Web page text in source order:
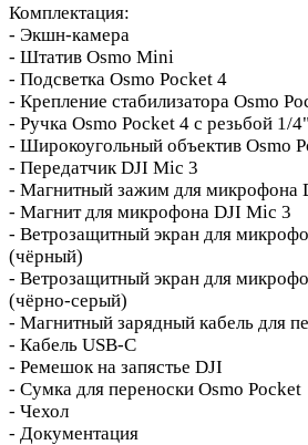
Комплектация:
- Экшн‑камера
- Штатив Osmo Mini
- Подсветка Osmo Pocket 4
- Крепление стабилизатора Osmo
- Ручка Osmo Pocket 4 с резьбой 1/4"
- Широкоугольный объектив Osmo
- Передатчик DJI Mic 3
- Магнитный зажим для микрофона
- Магнит для микрофона DJI Mic 3
- Ветрозащитный экран для
(чёрный)
- Ветрозащитный экран для
(чёрно‑серый)
- Магнитный зарядный кабель для
- Кабель USB‑C
- Ремешок на запястье DJI
- Сумка для переноски Osmo Pocket
- Чехол
- Документация